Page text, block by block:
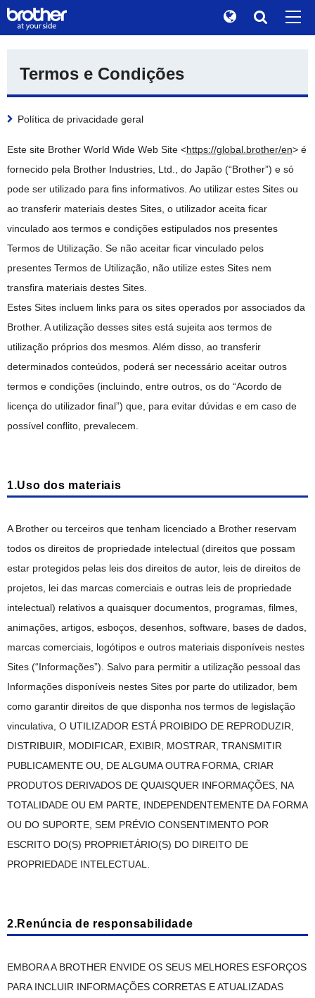
de Deutsch
Français
it Italiano
ja 日本語
pt Português
ru Русский
vi Tiếng Việt
Procurar
Global
História da marca
Sustentabilidade
Relações com investidores
Informações da empresa
Museu Brother
Termos e Condições
Política de privacidade geral
Este site Brother World Wide Web Site <https://global.brother/en> é
fornecido pela Brother Industries, Ltd., do Japão (“Brother”) e só
pode ser utilizado para fins informativos. Ao utilizar estes Sites ou
ao transferir materiais destes Sites, o utilizador aceita ficar
vinculado aos termos e condições estipulados nos presentes
Termos de Utilização. Se não aceitar ficar vinculado pelos
presentes Termos de Utilização, não utilize estes Sites nem
transfira materiais destes Sites.
Estes Sites incluem links para os sites operados por associados da
Brother. A utilização desses sites está sujeita aos termos de
utilização próprios dos mesmos. Além disso, ao transferir
determinados conteúdos, poderá ser necessário aceitar outros
termos e condições (incluindo, entre outros, os do “Acordo de
licença do utilizador final”) que, para evitar dúvidas e em caso de
possível conflito, prevalecem.
1.Uso dos materiais
A Brother ou terceiros que tenham licenciado a Brother reservam
todos os direitos de propriedade intelectual (direitos que possam
estar protegidos pelas leis dos direitos de autor, leis de direitos de
projetos, lei das marcas comerciais e outras leis de propriedade
intelectual) relativos a quaisquer documentos, programas, filmes,
animações, artigos, esboços, desenhos, software, bases de dados,
marcas comerciais, logótipos e outros materiais disponíveis nestes
Sites (“Informações”). Salvo para permitir a utilização pessoal das
Informações disponíveis nestes Sites por parte do utilizador, bem
como garantir direitos de que disponha nos termos de legislação
vinculativa, O UTILIZADOR ESTÁ PROIBIDO DE REPRODUZIR,
DISTRIBUIR, MODIFICAR, EXIBIR, MOSTRAR, TRANSMITIR
PUBLICAMENTE OU, DE ALGUMA OUTRA FORMA, CRIAR
PRODUTOS DERIVADOS DE QUAISQUER INFORMAÇÕES, NA
TOTALIDADE OU EM PARTE, INDEPENDENTEMENTE DA FORMA
OU DO SUPORTE, SEM PRÉVIO CONSENTIMENTO POR
ESCRITO DO(S) PROPRIETÁRIO(S) DO DIREITO DE
PROPRIEDADE INTELECTUAL.
2.Renúncia de responsabilidade
EMBORA A BROTHER ENVIDE OS SEUS MELHORES ESFORÇOS
PARA INCLUIR INFORMAÇÕES CORRETAS E ATUALIZADAS